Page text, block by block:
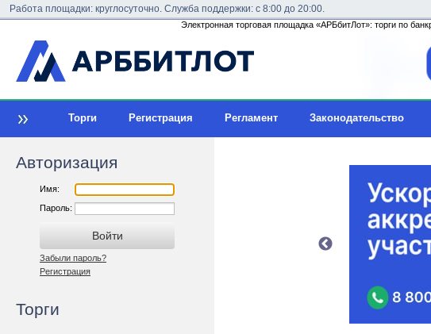
Работа площадки: круглосуточно. Служба поддержки: с 8:00 до 20:00.
Электронная торговая площадка «АРБбитЛот»: торги по
Торги Регистрация Регламент Законодательство
Авторизация
Имя:
Пароль:
Забыли пароль?
Регистрация
Торги